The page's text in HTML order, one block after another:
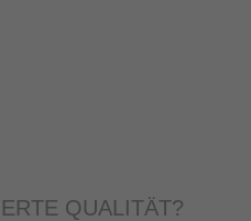
QUALITÄT?